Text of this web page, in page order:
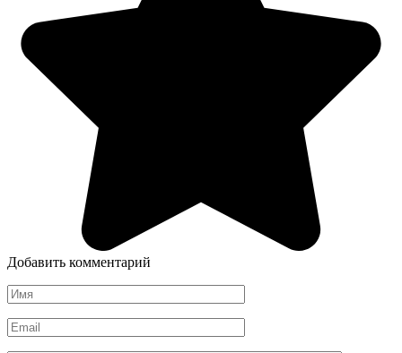
Добавить комментарий
Имя
*
Email
*